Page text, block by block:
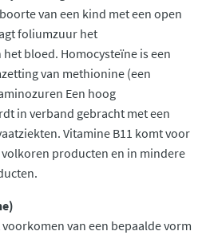
van een kind met een open
foliumzuur het
bloed. Homocysteïne is een
van methionine (een
Een hoog
in verband gebracht met een
Vitamine B11 komt voor
producten en in mindere
van een bepaalde vorm